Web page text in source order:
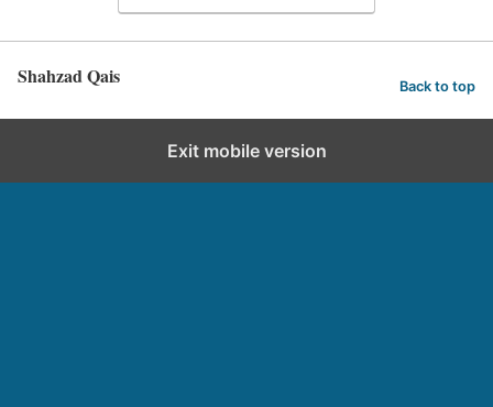
Shahzad Qais Back to top
Exit mobile version